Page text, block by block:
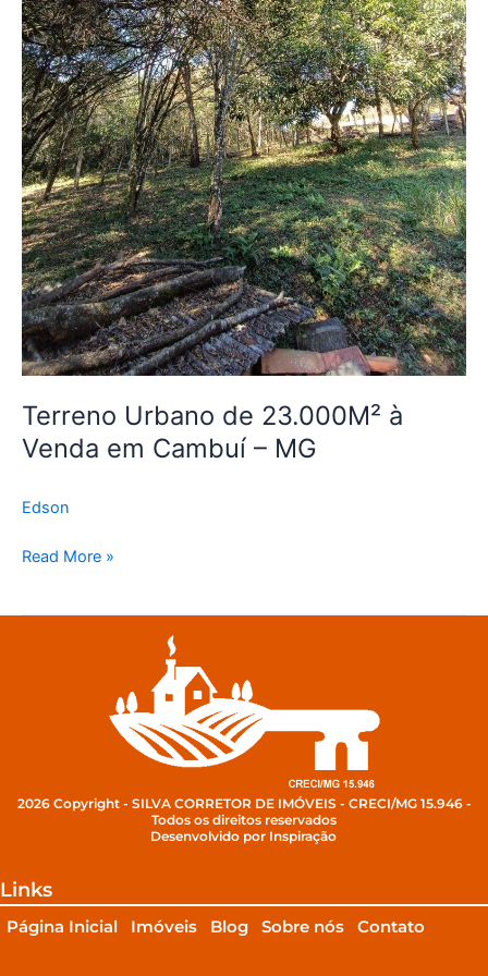
Terreno Urbano de 23.000M² à
Venda em Cambuí – MG
Edson
–
MG
Read More »
2026 Copyright - SILVA CORRETOR DE IMÓVEIS - CRECI/MG 15.946 -
Todos os direitos reservados
Desenvolvido por Inspiração
Links
Página Inicial Imóveis Blog Sobre nós Contato